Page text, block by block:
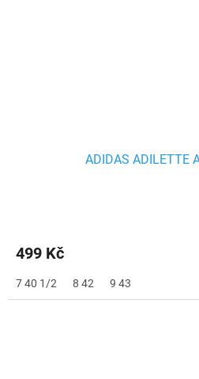
ADIDAS ADILETTE
499 Kč
7 40 1/2 8 42 9 43